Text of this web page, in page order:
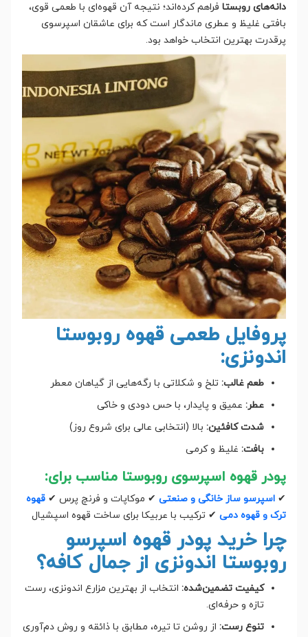
دانه‌های روبستا فراهم کرده‌اند؛ نتیجه آن قهوه‌ای با طعمی قوی،
بافتی غلیظ و عطری ماندگار است که برای عاشقان اسپرسوی
پرقدرت بهترین انتخاب خواهد بود.
پروفایل طعمی قهوه روبوستا
اندونزی:
طعم غالب: تلخ و شکلاتی با رگه‌هایی از گیاهان معطر
عطر: عمیق و پایدار، با حس دودی و خاکی
شدت کافئین: بالا (انتخابی عالی برای شروع روز)
بافت: غلیظ و کرمی
پودر قهوه اسپرسوی روبوستا مناسب برای:
✔ اسپرسو ساز خانگی و صنعتی ✔ موکاپات و فرنچ پرس ✔ قهوه
ترک و قهوه دمی ✔ ترکیب با عربیکا برای ساخت قهوه اسپشیال
چرا خرید پودر قهوه اسپرسو
روبوستا اندونزی از جمال کافه؟
کیفیت تضمین‌شده: انتخاب از بهترین مزارع اندونزی، رست
تازه و حرفه‌ای.
تنوع رست: از روشن تا تیره، مطابق با ذائقه و روش دم‌آوری